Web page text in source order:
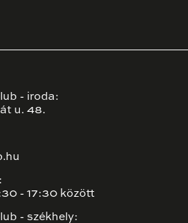
- iroda:
u. 48.
- 17:30 között
- székhely: